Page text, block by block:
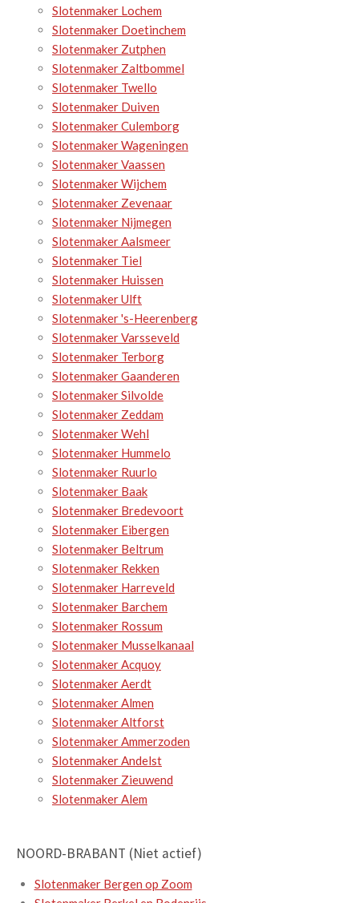
Slotenmaker Lochem
Slotenmaker Doetinchem
Slotenmaker Zutphen
Slotenmaker Zaltbommel
Slotenmaker Twello
Slotenmaker Duiven
Slotenmaker Culemborg
Slotenmaker Wageningen
Slotenmaker Vaassen
Slotenmaker Wijchem
Slotenmaker Zevenaar
Slotenmaker Nijmegen
Slotenmaker Aalsmeer
Slotenmaker Tiel
Slotenmaker Huissen
Slotenmaker Ulft
Slotenmaker 's-Heerenberg
Slotenmaker Varsseveld
Slotenmaker Terborg
Slotenmaker Gaanderen
Slotenmaker Silvolde
Slotenmaker Zeddam
Slotenmaker Wehl
Slotenmaker Hummelo
Slotenmaker Ruurlo
Slotenmaker Baak
Slotenmaker Bredevoort
Slotenmaker Eibergen
Slotenmaker Beltrum
Slotenmaker Rekken
Slotenmaker Harreveld
Slotenmaker Barchem
Slotenmaker Rossum
Slotenmaker Musselkanaal
Slotenmaker Acquoy
Slotenmaker Aerdt
Slotenmaker Almen
Slotenmaker Altforst
Slotenmaker Ammerzoden
Slotenmaker Andelst
Slotenmaker Zieuwend
Slotenmaker Alem
NOORD-BRABANT (Niet actief)
Slotenmaker Bergen op Zoom